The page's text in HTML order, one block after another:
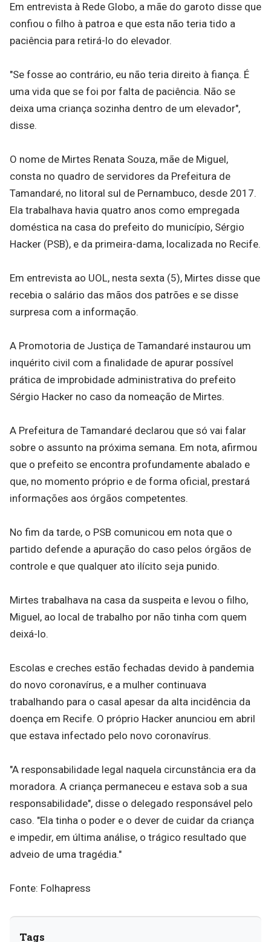
Em entrevista à Rede Globo, a mãe do garoto disse que
confiou o filho à patroa e que esta não teria tido a
paciência para retirá-lo do elevador.
"Se fosse ao contrário, eu não teria direito à fiança. É
uma vida que se foi por falta de paciência. Não se
deixa uma criança sozinha dentro de um elevador",
disse.
O nome de Mirtes Renata Souza, mãe de Miguel,
consta no quadro de servidores da Prefeitura de
Tamandaré, no litoral sul de Pernambuco, desde 2017.
Ela trabalhava havia quatro anos como empregada
doméstica na casa do prefeito do município, Sérgio
Hacker (PSB), e da primeira-dama, localizada no Recife.
Em entrevista ao UOL, nesta sexta (5), Mirtes disse que
recebia o salário das mãos dos patrões e se disse
surpresa com a informação.
A Promotoria de Justiça de Tamandaré instaurou um
inquérito civil com a finalidade de apurar possível
prática de improbidade administrativa do prefeito
Sérgio Hacker no caso da nomeação de Mirtes.
A Prefeitura de Tamandaré declarou que só vai falar
sobre o assunto na próxima semana. Em nota, afirmou
que o prefeito se encontra profundamente abalado e
que, no momento próprio e de forma oficial, prestará
informações aos órgãos competentes.
No fim da tarde, o PSB comunicou em nota que o
partido defende a apuração do caso pelos órgãos de
controle e que qualquer ato ilícito seja punido.
Mirtes trabalhava na casa da suspeita e levou o filho,
Miguel, ao local de trabalho por não tinha com quem
deixá-lo.
Escolas e creches estão fechadas devido à pandemia
do novo coronavírus, e a mulher continuava
trabalhando para o casal apesar da alta incidência da
doença em Recife. O próprio Hacker anunciou em abril
que estava infectado pelo novo coronavírus.
"A responsabilidade legal naquela circunstância era da
moradora. A criança permaneceu e estava sob a sua
responsabilidade", disse o delegado responsável pelo
caso. "Ela tinha o poder e o dever de cuidar da criança
e impedir, em última análise, o trágico resultado que
adveio de uma tragédia."
Fonte: Folhapress
Tags